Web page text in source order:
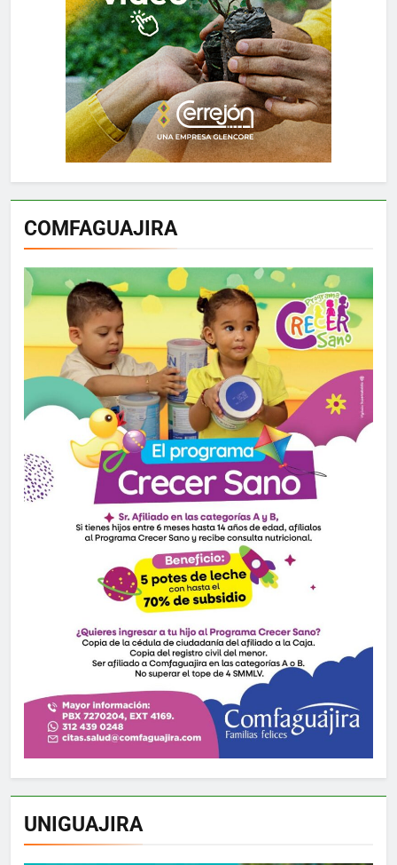
COMFAGUAJIRA
UNIGUAJIRA